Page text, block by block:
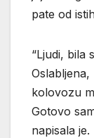
pate od
“Ljudi, bila
kolovozu
Gotovo
napisala je.